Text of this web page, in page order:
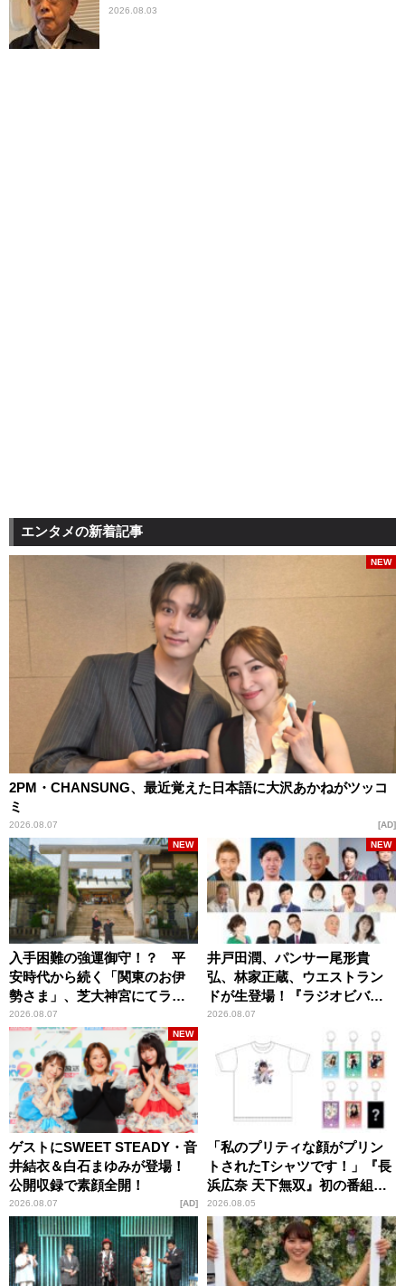
2026.08.03
エンタメの新着記事
2PM・CHANSUNG、最近覚えた日本語に大沢あかねがツッコ
ミ
2026.08.07
NEW
AD
入手困難の強運御守！？ 平
安時代から続く「関東のお伊
勢さま」、芝大神宮にてラン
パンプスが合格祈願！
2026.08.07
NEW
井戸田潤、パンサー尾形貴
弘、林家正蔵、ウエストラン
ドが生登場！『ラジオビバリ
ー昼ズ』
2026.08.07
NEW
ゲストにSWEET STEADY・音
井結衣＆白石まゆみが登場！
公開収録で素顔全開！
2026.08.07
NEW
AD
「私のプリティな顔がプリン
トされたTシャツです！」『長
浜広奈 天下無双』初の番組グ
ッズ発売
2026.08.05